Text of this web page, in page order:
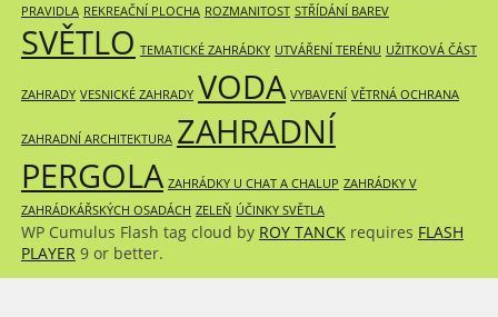
PRAVIDLA REKREAČNÍ PLOCHA ROZMANITOST STŘÍDÁNÍ BAREV
SVĚTLO TEMATICKÉ ZAHRÁDKY UTVÁŘENÍ TERÉNU UŽITKOVÁ ČÁST
ZAHRADY VESNICKÉ ZAHRADY VODA VYBAVENÍ VĚTRNÁ OCHRANA
ZAHRADNÍ ARCHITEKTURA ZAHRADNÍ
PERGOLA ZAHRÁDKY U CHAT A CHALUP ZAHRÁDKY V
ZAHRÁDKÁŘSKÝCH OSADÁCH ZELEŇ ÚČINKY SVĚTLA
WP Cumulus Flash tag cloud by ROY TANCK requires FLASH
PLAYER 9 or better.